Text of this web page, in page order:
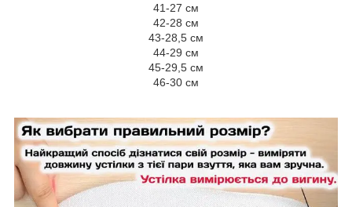
41-27 см
42-28 см
43-28,5 см
44-29 см
45-29,5 см
46-30 см